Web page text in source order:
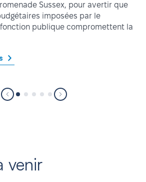
Sussex, pour avertir que
imposées par le
publique compromettent la
venir